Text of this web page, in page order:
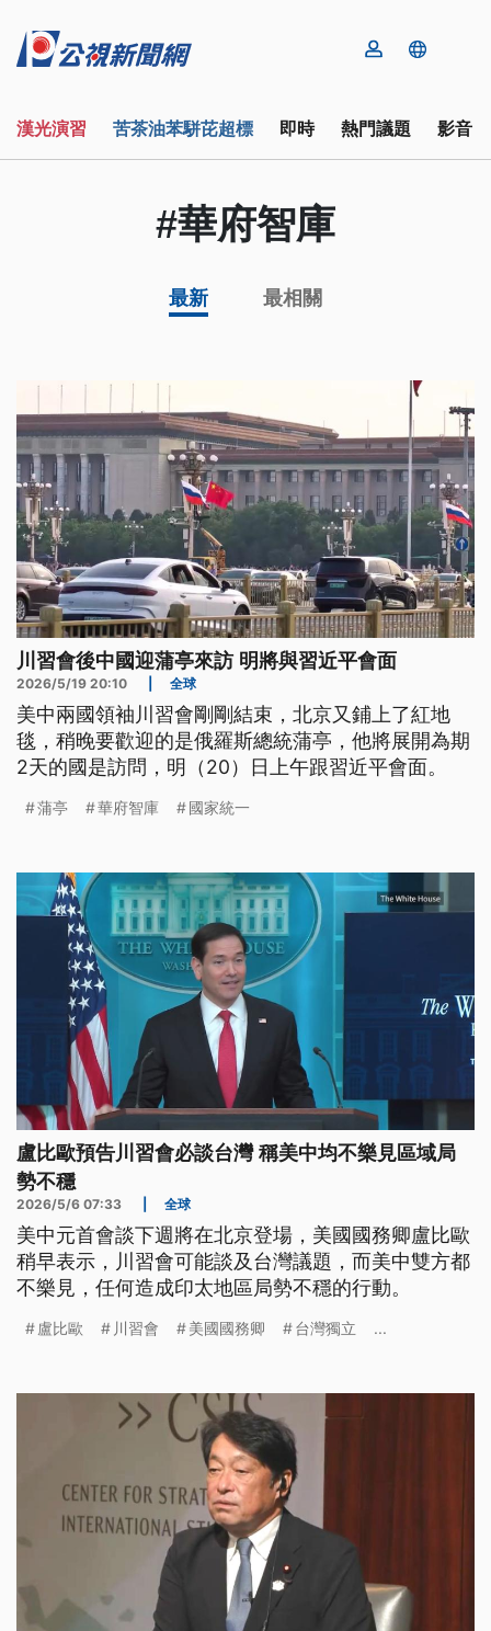
漢光演習 苦茶油苯駢芘超標 即時 熱門議題 影音
#華府智庫
最新 最相關
川習會後中國迎蒲亭來訪 明將與習近平會面
2026/5/19 20:10 全球
美中兩國領袖川習會剛剛結束，北京又鋪上了紅地
毯，稍晚要歡迎的是俄羅斯總統蒲亭，他將展開為期
2天的國是訪問，明（20）日上午跟習近平會面。
蒲亭 華府智庫 國家統一
盧比歐預告川習會必談台灣 稱美中均不樂見區域局
勢不穩
2026/5/6 07:33 全球
美中元首會談下週將在北京登場，美國國務卿盧比歐
稍早表示，川習會可能談及台灣議題，而美中雙方都
不樂見，任何造成印太地區局勢不穩的行動。
盧比歐 川習會 美國國務卿 台灣獨立 ...